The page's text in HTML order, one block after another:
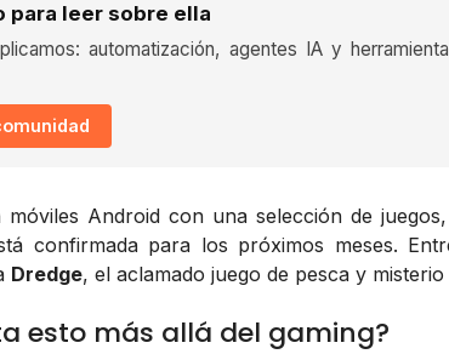
para leer sobre ella
automatización, agentes IA y
Android con una selección de
confirmada para los próximos meses.
Dredge, el aclamado juego de pesca y misterio
esto más allá del gaming?